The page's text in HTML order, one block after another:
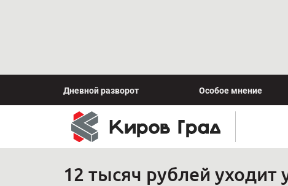
Дневной разворот Особое мнение
12 тысяч рублей